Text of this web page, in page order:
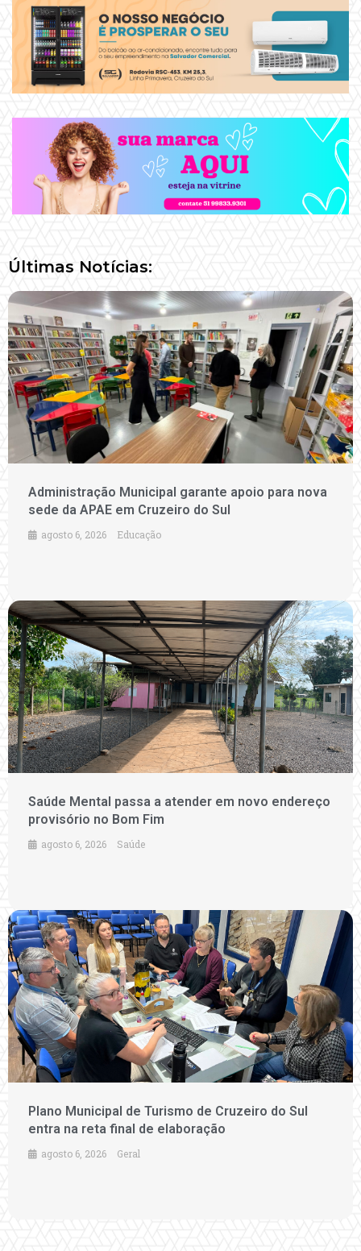
Últimas Notícias:
Administração Municipal garante apoio para nova
sede da APAE em Cruzeiro do Sul
agosto 6, 2026 Educação
Saúde Mental passa a atender em novo endereço
provisório no Bom Fim
agosto 6, 2026 Saúde
Plano Municipal de Turismo de Cruzeiro do Sul
entra na reta final de elaboração
agosto 6, 2026 Geral